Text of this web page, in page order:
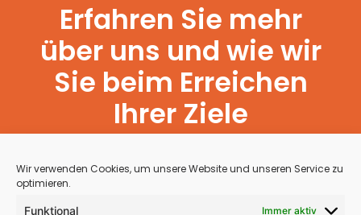
Wir verwenden Cookies, um unsere Website und unseren Service zu
optimieren.
Funktional
Immer aktiv
Erfahren Sie mehr
über uns und wie wir
Sie beim Erreichen
Ihrer Ziele
unterstützen können.